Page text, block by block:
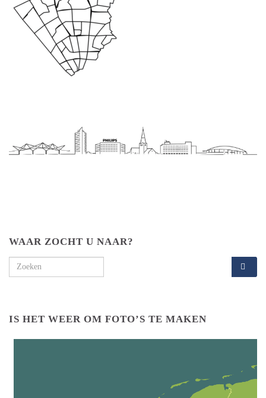
WAAR ZOCHT U NAAR?
Search for:
IS HET WEER OM FOTO’S TE MAKEN